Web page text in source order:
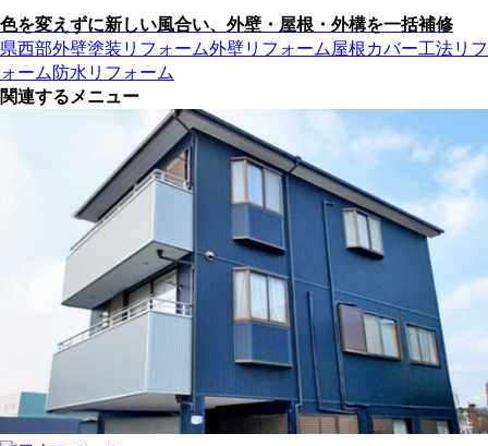
色を変えずに新しい風合い、外壁・屋根・外構を一括補修
県西部外壁塗装リフォーム外壁リフォーム 屋根カバー工法リフ
ォーム 防水リフォーム
関連するメニュー